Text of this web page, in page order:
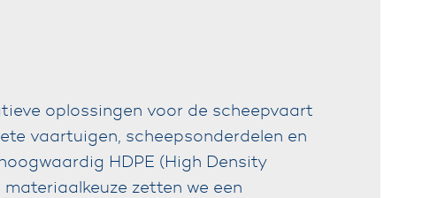
oplossingen voor de scheepvaart
vaartuigen, scheepsonderdelen en
HDPE (High Density
zetten we een